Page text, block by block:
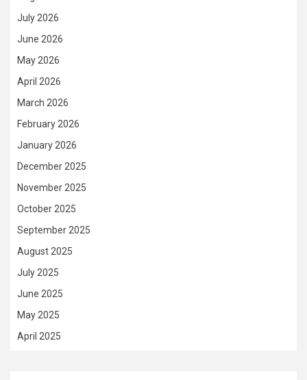
July 2026
June 2026
May 2026
April 2026
March 2026
February 2026
January 2026
December 2025
November 2025
October 2025
September 2025
August 2025
July 2025
June 2025
May 2025
April 2025